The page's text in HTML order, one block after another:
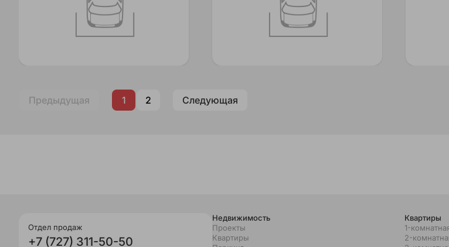
Предыдущая 1 2 Следующая
Отдел продаж
+7 (727) 311-50-50
Недвижимость
Проекты
Квартиры
Квартиры
1-
2-